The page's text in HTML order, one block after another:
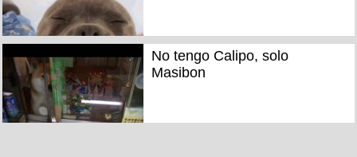
No tengo Calipo, solo
Masibon